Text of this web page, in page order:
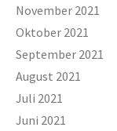
November 2021
Oktober 2021
September 2021
August 2021
Juli 2021
Juni 2021